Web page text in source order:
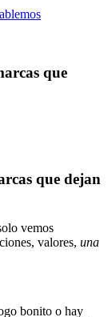
que
que dejan
vemos
valores, una
bonito o hay